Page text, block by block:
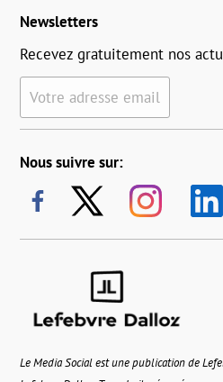
Newsletters
Recevez gratuitement nos
Votre adresse email
Nous suivre sur:
Le Media Social est une publication de